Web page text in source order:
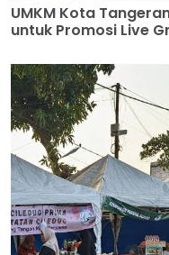
UMKM Kota
untuk Promosi Live